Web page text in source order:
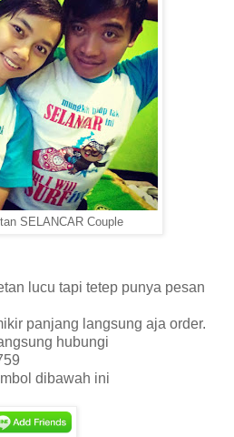
SELANCAR Couple
lucu tapi tetep punya pesan
panjang langsung aja order.
hubungi
dibawah ini